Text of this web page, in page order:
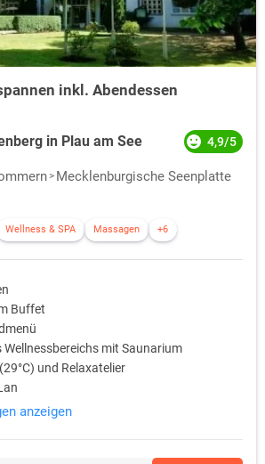
inkl. Abendessen
in Plau am See 4,9/5
Mecklenburgische Seenplatte
Wellness & SPA Massagen +6
Buffet
Wellnessbereichs mit Saunarium
und Relaxatelier
anzeigen